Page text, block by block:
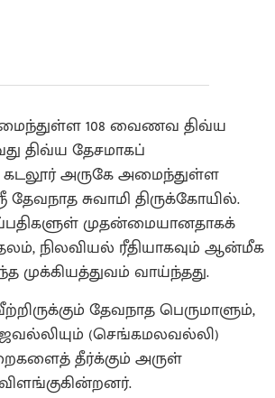
108 வைணவ திவ்ய
திவ்ய தேசமாகப்
கடலூர் அருகே அமைந்துள்ள
தேவநாத சுவாமி திருக்கோயில்.
முதன்மையானதாகக்
நிலவியல் ரீதியாகவும் ஆன்மீக
முக்கியத்துவம் வாய்ந்தது.
தேவநாத பெருமாளும்,
(செங்கமலவல்லி)
தீர்க்கும் அருள்